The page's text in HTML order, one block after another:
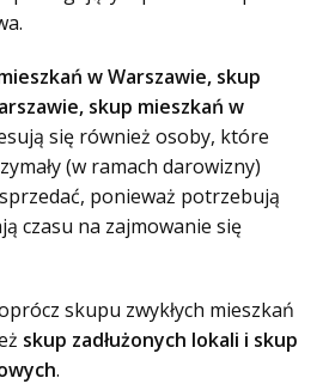
w Warszawie, skup
skup mieszkań w
się również osoby, które
(w ramach darowizny)
ponieważ potrzebują
czasu na zajmowanie się
skupu zwykłych mieszkań
skup zadłużonych lokali i skup
.